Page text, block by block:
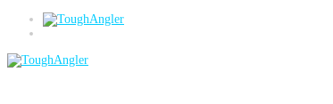
Boddenhecht